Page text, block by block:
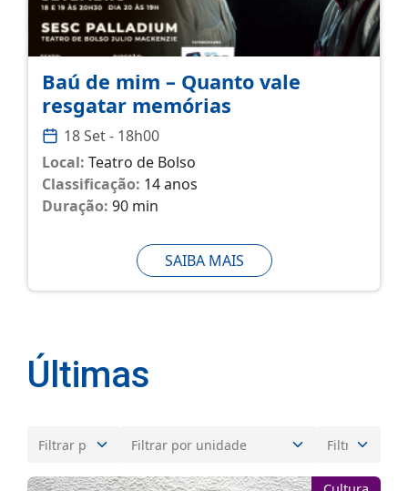
Baú de mim – Quanto vale
resgatar memórias
18 Set - 18h00
Local: Teatro de Bolso
Classificação: 14 anos
Duração: 90 min
SAIBA MAIS
Últimas